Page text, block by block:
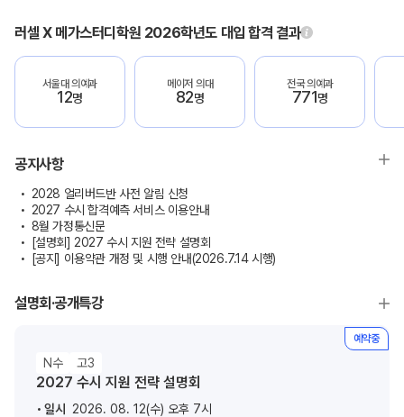
러셀 X 메가스터디학원 2026학년도 대입 합격 결과
서울대 의예과
12명
메이저 의대
82명
전국 의예과
771명
공지사항
2028 얼리버드반 사전 알림 신청
2027 수시 합격예측 서비스 이용안내
8월 가정통신문
[설명회] 2027 수시 지원 전략 설명회
[공지] 이용약관 개정 및 시행 안내(2026.7.14 시행)
설명회·공개특강
N수 고3
2027 수시 지원 전략 설명회
일시 2026. 08. 12(수) 오후 7시
예약중